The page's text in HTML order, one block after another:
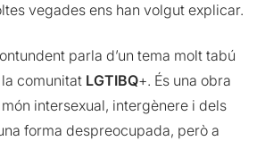
vegades ens han volgut explicar.
parla d’un tema molt tabú
comunitat LGTIBQ+. És una obra
intersexual, intergènere i dels
forma despreocupada, però a